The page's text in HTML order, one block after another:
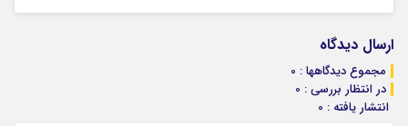
ارسال دیدگاه
مجموع دیدگاهها : 0
در انتظار بررسی : 0
انتشار یافته : 0